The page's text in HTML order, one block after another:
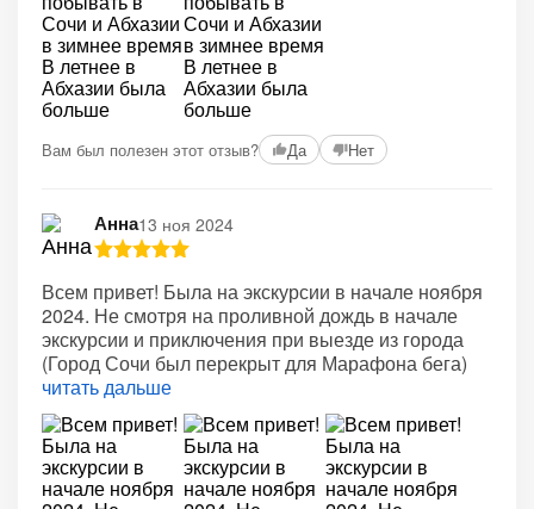
Вам был полезен этот отзыв? Да Нет
Анна13 ноя 2024
Всем привет! Была на экскурсии в начале ноября
2024. Не смотря на проливной дождь в начале
экскурсии и приключения при выезде из города
(Город Сочи был перекрыт для Марафона бега)
читать дальше